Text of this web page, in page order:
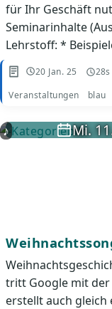
für Ihr Geschäft
Seminarinhalte
Lehrstoff: *
20 Jan. 25 28s
Veranstaltungen
blau
Mi.
tritt Google mit der
erstellt auch gleich